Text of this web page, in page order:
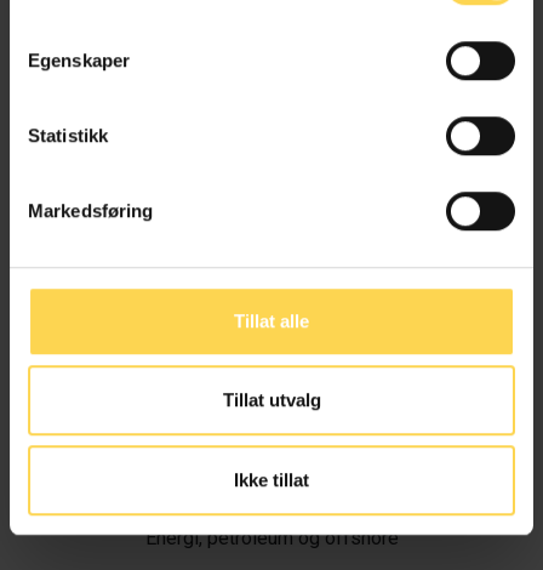
Egenskaper
Statistikk
Markedsføring
Tillat alle
Tillat utvalg
Ikke tillat
Energi, petroleum og offshore